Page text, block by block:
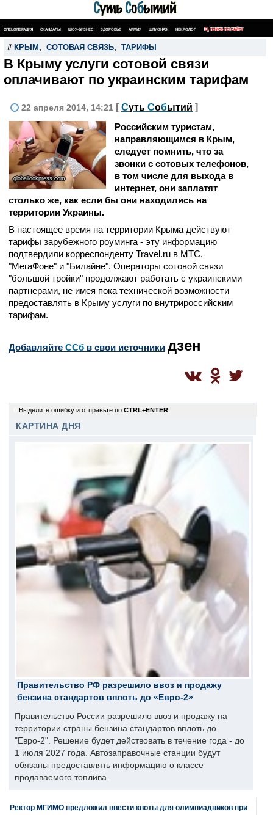
СПЕЦОПЕРАЦИЯ СКАНДАЛЫ ШОУ-БИЗНЕС ЗДОРОВЬЕ АРМИЯ ШПИОНАЖ НЕКРОЛОГ ПОИСК ПО САЙТУ
# КРЫМ , СОТОВАЯ СВЯЗЬ, ТАРИФЫ
В Крыму услуги сотовой связи
оплачивают по украинским тарифам
22 апреля 2014, 14:21 [ Суть Событий ]
globallookpress.com
Российским туристам,
направляющимся в Крым,
следует помнить, что за
звонки с сотовых телефонов,
в том числе для выхода в
интернет, они заплатят
столько же, как если бы они находились на
территории Украины.
В настоящее время на территории Крыма действуют
тарифы зарубежного роуминга - эту информацию
подтвердили корреспонденту Travel.ru в МТС,
"МегаФоне" и "Билайне". Операторы сотовой связи
"большой тройки" продолжают работать с украинскими
партнерами, не имея пока технической возможности
предоставлять в Крыму услуги по внутрироссийским
тарифам.
Добавляйте CСб в свои источники дзен
Выделите ошибку и отправьте по CTRL+ENTER
КАРТИНА ДНЯ
Правительство РФ разрешило ввоз и продажу
бензина стандартов вплоть до «Евро-2»
Правительство России разрешило ввоз и продажу на
территории страны бензина стандартов вплоть до
"Евро-2". Решение будет действовать в течение года - до
1 июля 2027 года. Автозаправочные станции будут
обязаны предоставлять информацию о классе
продаваемого топлива.
Ректор МГИМО предложил ввести квоты для олимпиадников при